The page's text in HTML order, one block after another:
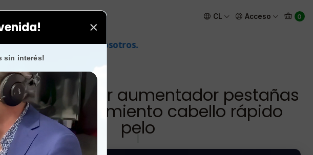
×
sin interés!
CL Acceso 0
pestañas fontboté crecimiento cabello rápido pelo
nosotros.
alargador aumentador pestañas
crecimiento cabello rápido
pelo